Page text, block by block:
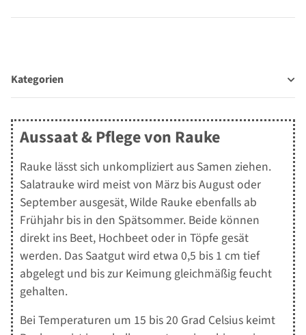
Kategorien
Aussaat & Pflege von Rauke
Rauke lässt sich unkompliziert aus Samen ziehen.
Salatrauke wird meist von März bis August oder
September ausgesät, Wilde Rauke ebenfalls ab
Frühjahr bis in den Spätsommer. Beide können
direkt ins Beet, Hochbeet oder in Töpfe gesät
werden. Das Saatgut wird etwa 0,5 bis 1 cm tief
abgelegt und bis zur Keimung gleichmäßig feucht
gehalten.
Bei Temperaturen um 15 bis 20 Grad Celsius keimt